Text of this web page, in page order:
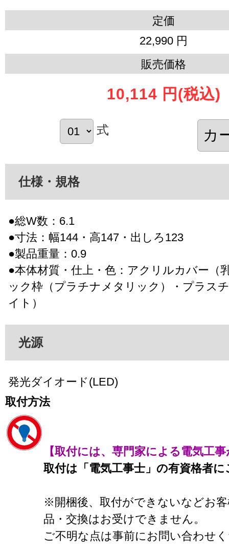
定価
22,990 円
販売価格
10,114 円 (税込)
式
仕様・規格
●総W数：6.1
●寸法：幅144・高147・出しろ123
●製品重量：0.9
●本体材質・仕上・色：アクリルカバー（
ック枠（プラチナメタリック）・プラス
イト）
光源
発光ダイオード(LED)
取付方法
【取付には、専門家による電気工
取付は「電気工事士」の有資格者
※開梱後、取付ができないなどお
品・交換はお受けできません。
ご不明な点は事前にお問い合わせ